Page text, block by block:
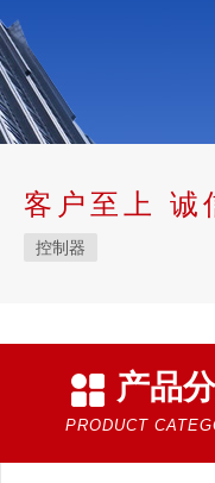
客户至上 诚
控制器
产品
PRODUCT